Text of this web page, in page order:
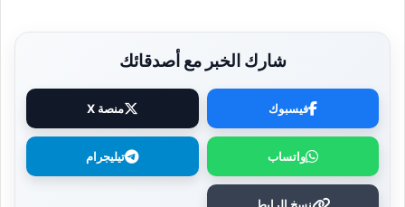
شارك الخبر مع أصدقائك
فيسبوك منصة X
واتساب تيليجرام